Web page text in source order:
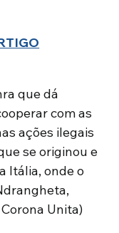
que dá
com as
ações ilegais
se originou e
Itália, onde o
Unita)